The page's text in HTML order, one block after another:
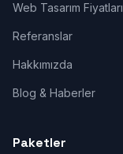
Web Tasarım Fiyatları
Referanslar
Hakkımızda
Blog & Haberler
Paketler